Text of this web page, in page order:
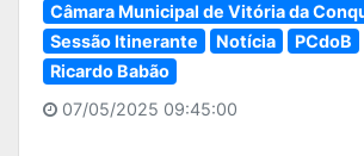
Câmara Municipal de Vitória da
Sessão Itinerante
Notícia
PCdoB
Ricardo Babão
07/05/2025 09:45:00